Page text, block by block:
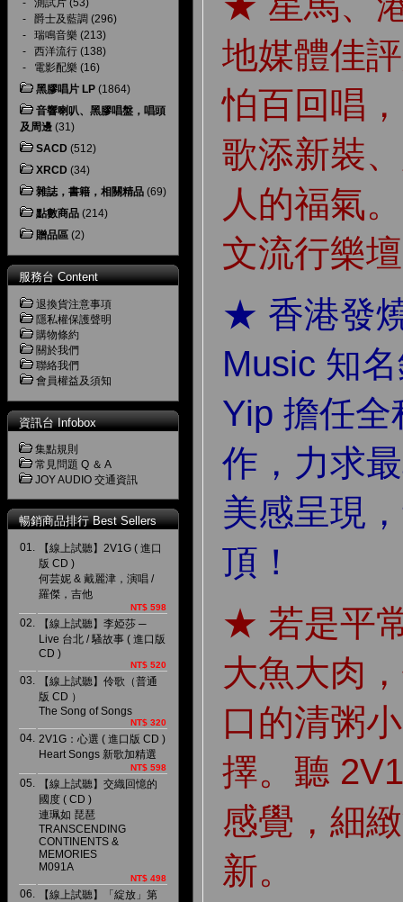
- 測試片 (53)
- 爵士及藍調 (296)
- 瑞鳴音樂 (213)
- 西洋流行 (138)
- 電影配樂 (16)
黑膠唱片 LP (1864)
音響喇叭、黑膠唱盤，唱頭
及周邊 (31)
SACD (512)
XRCD (34)
雜誌，書籍，相關精品 (69)
點數商品 (214)
贈品區 (2)
服務台 Content
退換貨注意事項
隱私權保護聲明
購物條約
關於我們
聯絡我們
會員權益及須知
資訊台 Infobox
集點規則
常見問題 Q ＆ A
JOY AUDIO 交通資訊
暢銷商品排行 Best Sellers
01.
【線上試聽】2V1G ( 進口
版 CD )
何芸妮 & 戴麗津，演唱 /
羅傑，吉他
NT$ 598
02.
【線上試聽】李婭莎 ─
Live 台北 / 騷故事 ( 進口版
CD )
NT$ 520
03.
【線上試聽】伶歌（普通
版 CD ）
The Song of Songs
NT$ 320
04. 2V1G：心選 ( 進口版 CD )
Heart Songs 新歌加精選
NT$ 598
05.
【線上試聽】交織回憶的
國度 ( CD )
連珮如 琵琶
TRANSCENDING
CONTINENTS &
MEMORIES
M091A
NT$ 498
06.
【線上試聽】「綻放」第
地媒體佳
怕百回唱
歌添新裝
人的福氣
文流行樂
★ 香港發
Music 知
Yip 擔任
作，力求
美感呈現
頂！
★ 若是平
大魚大肉
口的清粥
擇。聽
感覺，細
新。